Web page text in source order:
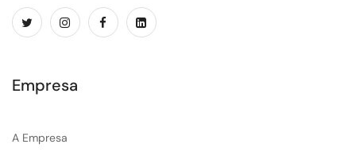
Empresa
A Empresa